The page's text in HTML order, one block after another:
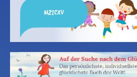
MZICXV